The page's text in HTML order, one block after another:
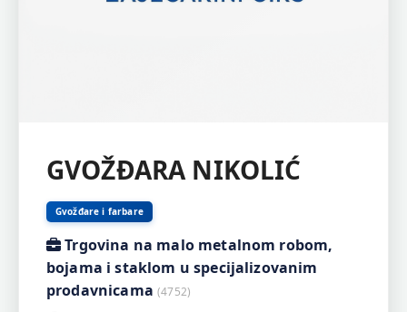
GVOŽĐARA NIKOLIĆ
Gvožđare i farbare
Trgovina na malo metalnom robom,
bojama i staklom u specijalizovanim
prodavnicama(4752)